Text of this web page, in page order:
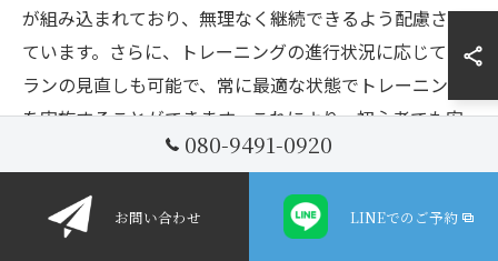
が組み込まれており、無理なく継続できるよう配慮され
ています。さらに、トレーニングの進行状況に応じてプ
ランの見直しも可能で、常に最適な状態でトレーニング
を実施することができます。これにより、初心者でも安
心してフィットネス目標を達成できる環境が整っていま
080-9491-0920
お問い合わせ LINEでのご予約